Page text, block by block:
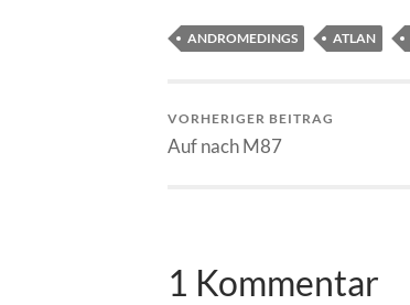
ANDROMEDINGS ATLAN
VORHERIGER BEITRAG
Auf nach M87
1 Kommentar